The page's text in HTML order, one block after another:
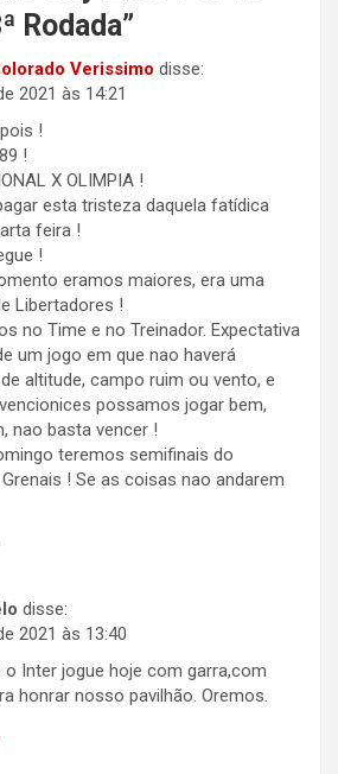
Rodada”
Verissimo disse:
2021 às 14:21
!
!
X OLIMPIA !
esta tristeza daquela fatídica
feira !
!
eramos maiores, era uma
Libertadores !
no Time e no Treinador. Expectativa
um jogo em que nao haverá
altitude, campo ruim ou vento, e
possamos jogar bem,
nao basta vencer !
teremos semifinais do
! Se as coisas nao andarem
disse:
2021 às 13:40
o Inter jogue hoje com garra,com
honrar nosso pavilhão. Oremos.